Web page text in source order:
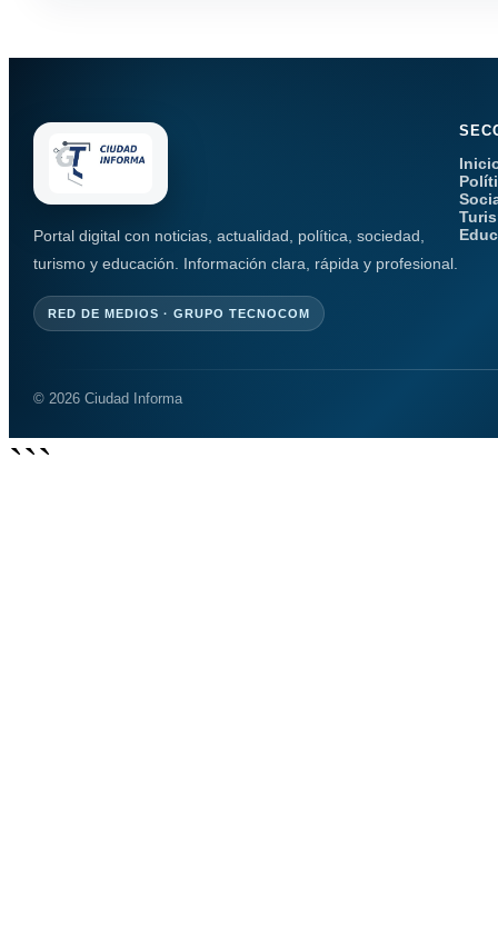
Portal digital con noticias, actualidad, política, sociedad,
turismo y educación. Información clara, rápida y profesional.
RED DE MEDIOS · GRUPO TECNOCOM
© 2026 Ciudad Informa
```